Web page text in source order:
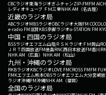
CBCラジオ東海ラジオぎふチャンZIP-FMFM
レディオキューブ ＦＭ三重NHK AM（名古屋）
近畿のラジオ局
ABCラジオMBSラジオOBCラジオ大阪FM COCOLO
e-radio FM滋賀KBS京都ラジオα-STATION FM
中国・四国のラジオ局
BSSラジオエフエム山陰ＲＳＫラジオ ＦＭ岡山
ＪＲＴ四国放送FM徳島RNC西日本放送FM香川
NHK AM（広島） NHK AM（松山）
九州・沖縄のラジオ局
RKBラジオKBCラジオLOVE FMCROSS FMFM
FMKエフエム熊本OBSラジオエフエム大分宮崎
ラジオ沖縄FM沖縄NHK AM（福岡）
全国のラジオ局